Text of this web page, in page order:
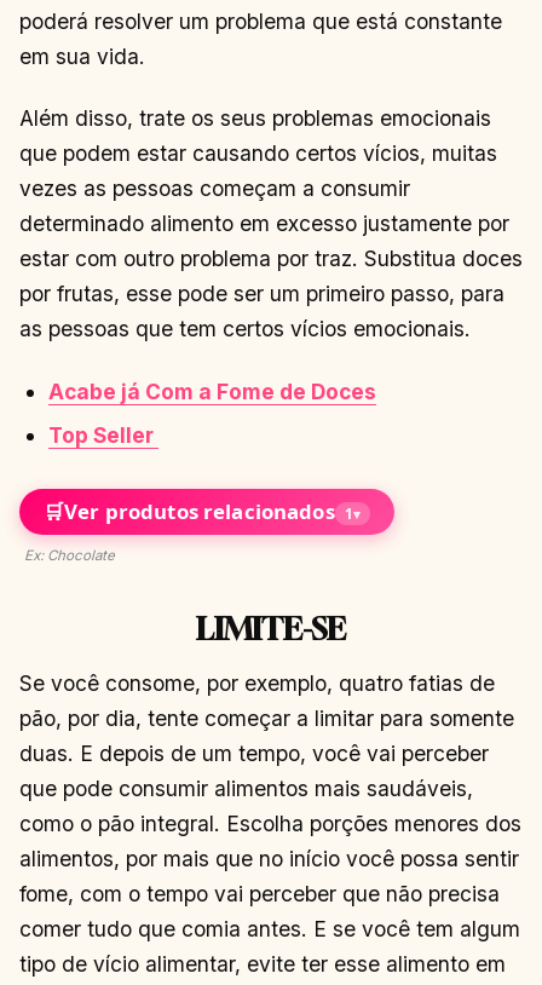
poderá resolver um problema que está constante
em sua vida.
Além disso, trate os seus problemas emocionais
que podem estar causando certos vícios, muitas
vezes as pessoas começam a consumir
determinado alimento em excesso justamente por
estar com outro problema por traz. Substitua doces
por frutas, esse pode ser um primeiro passo, para
as pessoas que tem certos vícios emocionais.
Acabe já Com a Fome de Doces
Top Seller
🛒Ver produtos relacionados 1▾
Ex: Chocolate
LIMITE-SE
Se você consome, por exemplo, quatro fatias de
pão, por dia, tente começar a limitar para somente
duas. E depois de um tempo, você vai perceber
que pode consumir alimentos mais saudáveis,
como o pão integral. Escolha porções menores dos
alimentos, por mais que no início você possa sentir
fome, com o tempo vai perceber que não precisa
comer tudo que comia antes. E se você tem algum
tipo de vício alimentar, evite ter esse alimento em